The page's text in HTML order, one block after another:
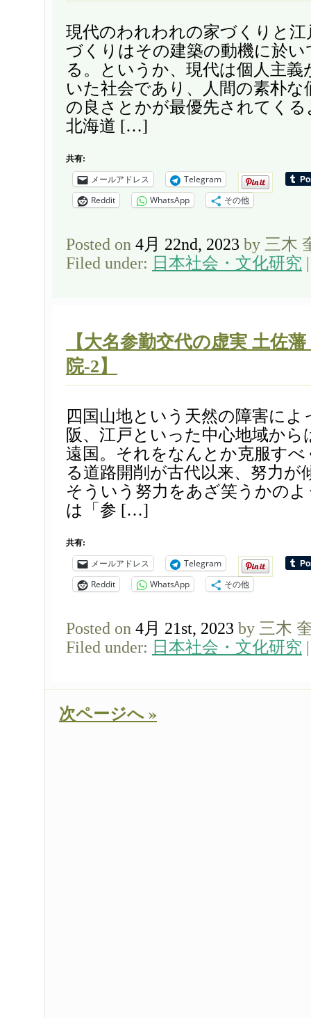
現代のわれわれの家づくりと江
づくりはその建築の動機に於
る。というか、現代は個人主
いた社会であり、人間の素朴な
の良さとかが最優先されてく
北海道 […]
共有:
メールアドレス
Telegram
Reddit
WhatsApp その他
Posted on 4月 22nd, 2023 by 三木
Filed under: 日本社会・文化研究
【大名参勤交代の虚実 土佐
院-2】
四国山地という天然の障害によ
阪、江戸といった中心地域か
遠国。それをなんとか克服すべ
る道路開削が古代以来、努力が
そういう努力をあざ笑うかの
は「参 […]
共有:
メールアドレス
Telegram
Reddit
WhatsApp その他
Posted on 4月 21st, 2023 by 三木
Filed under: 日本社会・文化研究
次ページへ »